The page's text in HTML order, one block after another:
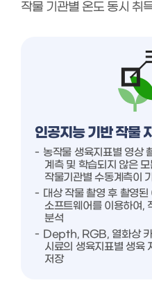
작물 기관별 온도 동시 취
인공지능 기반 작물
농작물 생육지표별 영상
계측 및 학습되지 않은
작물기관별 수동계측이
대상 작물 촬영 후 촬영
소프트웨어를 이용하여,
분석
Depth, RGB, 열화상 카
시료의 생육지표별 생육
저장